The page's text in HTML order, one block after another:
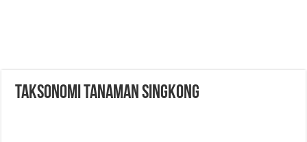
Taksonomi Tanaman Singkong